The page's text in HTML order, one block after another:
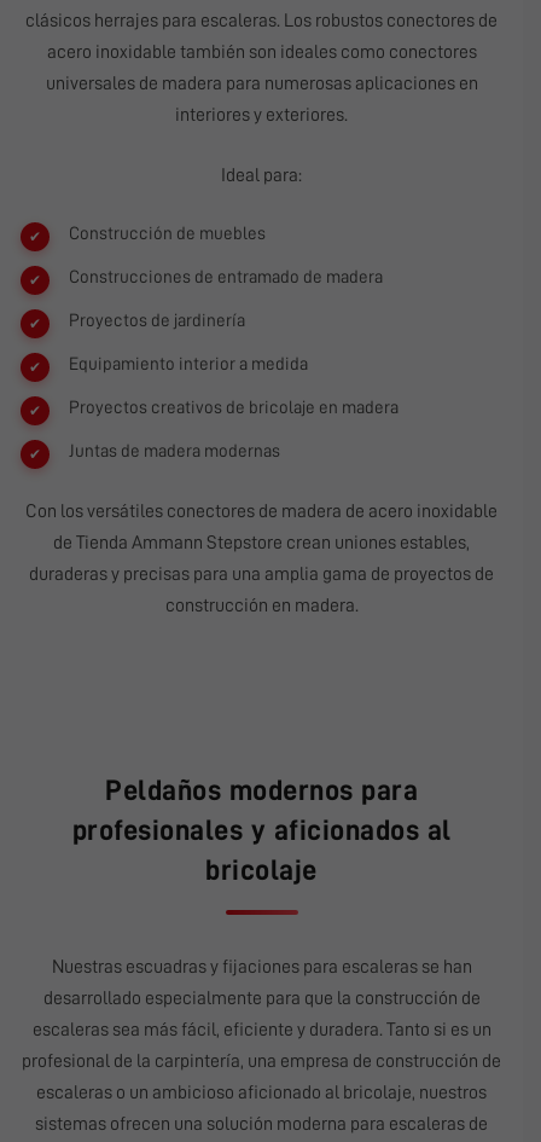
clásicos herrajes para escaleras. Los robustos conectores de
acero inoxidable también son ideales como conectores
universales de madera para numerosas aplicaciones en
interiores y exteriores.
Ideal para:
Construcción de muebles
Construcciones de entramado de madera
Proyectos de jardinería
Equipamiento interior a medida
Proyectos creativos de bricolaje en madera
Juntas de madera modernas
Con los versátiles conectores de madera de acero inoxidable
de Tienda Ammann Stepstore crean uniones estables,
duraderas y precisas para una amplia gama de proyectos de
construcción en madera.
Peldaños modernos para
profesionales y aficionados al
bricolaje
Nuestras escuadras y fijaciones para escaleras se han
desarrollado especialmente para que la construcción de
escaleras sea más fácil, eficiente y duradera. Tanto si es un
profesional de la carpintería, una empresa de construcción de
escaleras o un ambicioso aficionado al bricolaje, nuestros
sistemas ofrecen una solución moderna para escaleras de